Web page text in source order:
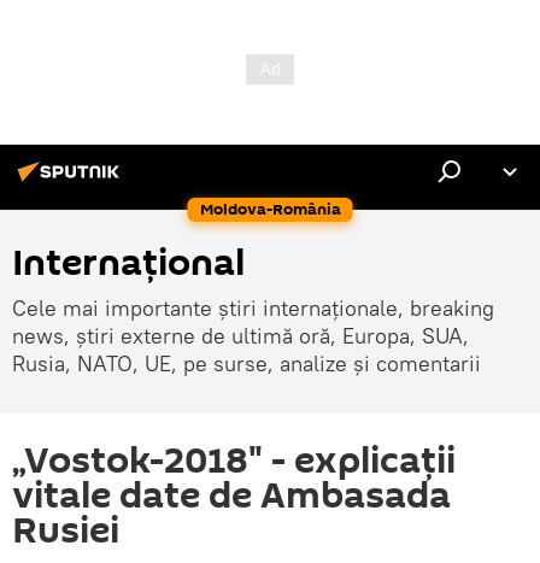
Moldova-România
Internaţional
Cele mai importante știri internaționale, breaking
news, știri externe de ultimă oră, Europa, SUA,
Rusia, NATO, UE, pe surse, analize și comentarii
„Vostok-2018" - explicaţii
vitale date de Ambasada
Rusiei